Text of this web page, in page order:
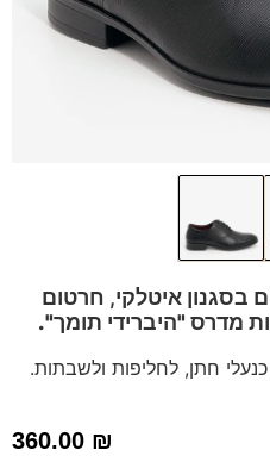
בסגנון איטלקי, חרטום
מדרס "היברידי תומך".
חתן, לחליפות ולשבתות.
ה
360.00 ₪